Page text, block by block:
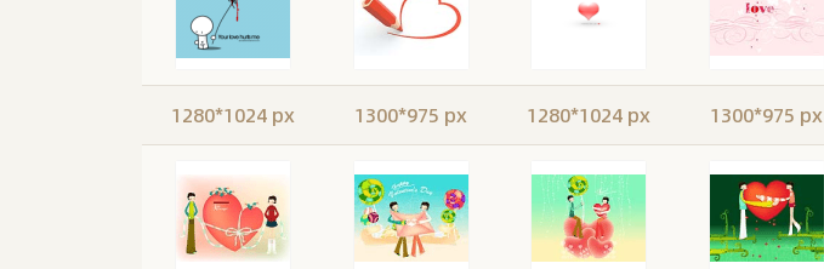
1280*1024 px 1300*975 px 1280*1024 px 1300*975 px